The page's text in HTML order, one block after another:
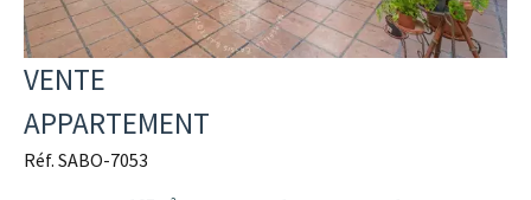
VENTE
APPARTEMENT
Réf. SABO-7053